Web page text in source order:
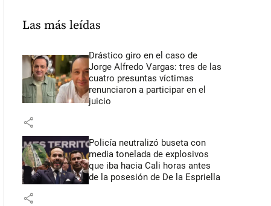
Las más leídas
Drástico giro en el caso de
Jorge Alfredo Vargas: tres de las
cuatro presuntas víctimas
renunciaron a participar en el
juicio
share
Policía neutralizó buseta con
media tonelada de explosivos
que iba hacia Cali horas antes
de la posesión de De la Espriella
share